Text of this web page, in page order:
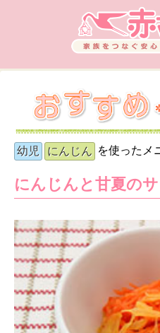
幼児 にんじん を使ったメ
にんじんと甘夏の